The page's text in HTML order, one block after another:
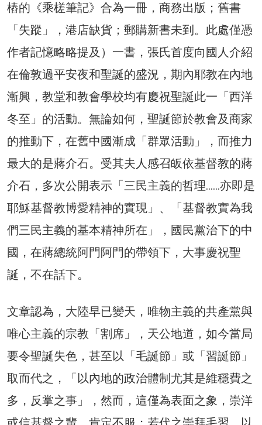
樁的《乘槎筆記》合為一冊，商務出版；舊書
「失蹤」，港店缺貨；郵購新書未到。此處僅憑
作者記憶略略提及）一書，張氏首度向國人介紹
在倫敦過平安夜和聖誕的盛況，期內耶教在內地
漸興，教堂和教會學校均有慶祝聖誕此一「西洋
冬至」的活動。無論如何，聖誕節於教會及商家
的推動下，在舊中國漸成「群眾活動」，而推力
最大的是蔣介石。受其夫人感召皈依基督教的蔣
介石，多次公開表示「三民主義的哲理……亦即是
耶穌基督教博愛精神的實現」、「基督教實為我
們三民主義的基本精神所在」，國民黨治下的中
國，在蔣總統阿門阿門的帶領下，大事慶祝聖
誕，不在話下。
文章認為，大陸早已變天，唯物主義的共產黨與
唯心主義的宗教「割席」，天公地道，如今當局
要令聖誕失色，甚至以「毛誕節」或「習誕節」
取而代之，「以內地的政治體制尤其是維穩費之
多，反掌之事」，然而，這僅為表面之象，崇洋